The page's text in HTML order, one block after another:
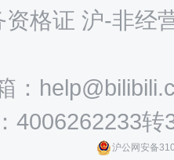
资格证 沪-非经
：
4006262233转
沪公网安备